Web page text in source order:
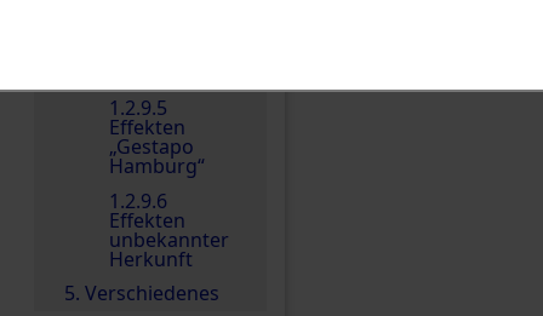
1.2.9.5
Effekten
„Gestapo
Hamburg“
1.2.9.6
Effekten
unbekannter
Herkunft
5. Verschiedenes